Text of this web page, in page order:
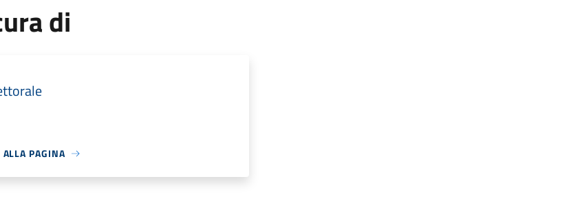
di
ALLA PAGINA